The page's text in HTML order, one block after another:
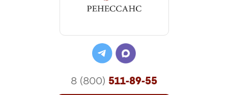
8 (800) 511-89-55